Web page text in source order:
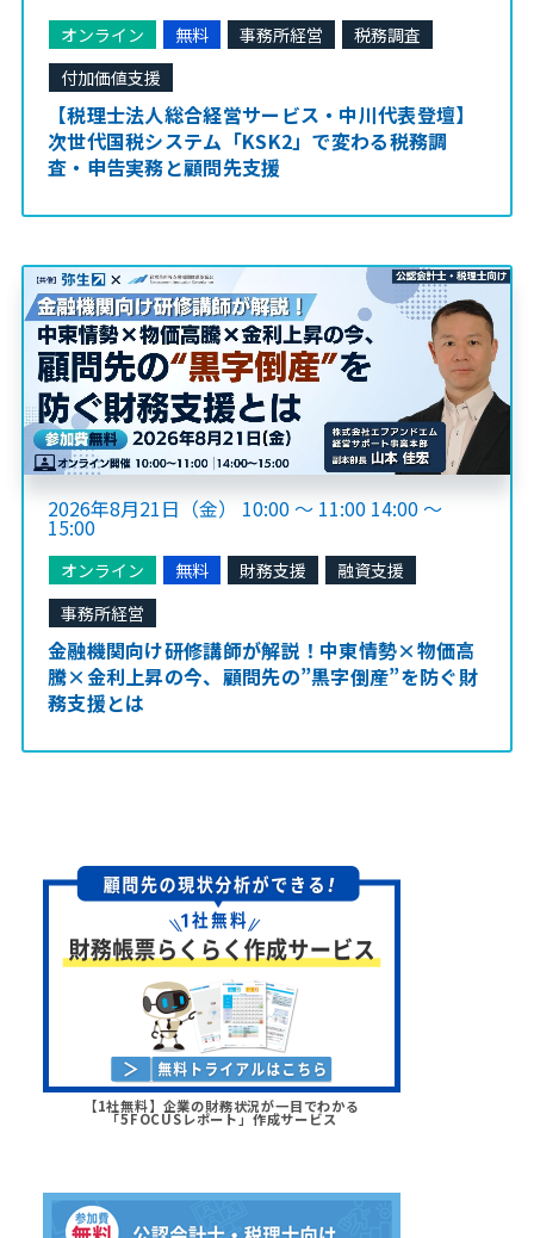
オンライン 無料 事務所経営
税務調査
付加価値支援
【税理士法人総合経営サービス・中川代表登壇】
次世代国税システム「KSK2」で変わる税務調
査・申告実務と顧問先支援
2026年8月21日（金） 10:00 ～ 11:00 14:00 ～
15:00
オンライン 無料 財務支援
融資支援
事務所経営
金融機関向け研修講師が解説！中東情勢×物価高
騰×金利上昇の今、顧問先の”黒字倒産”を防ぐ財
務支援とは
【1社無料】企業の財務状況が一目でわかる
「5FOCUSレポート」作成サービス